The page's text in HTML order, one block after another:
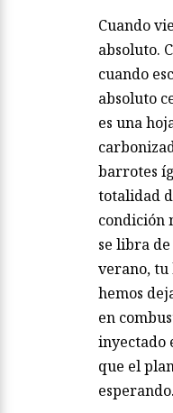
Cuando
absoluto.
cuando
absoluto
es una
barrotes
totalidad
condición
se libra
verano, tu
hemos
en
inyectado
que el